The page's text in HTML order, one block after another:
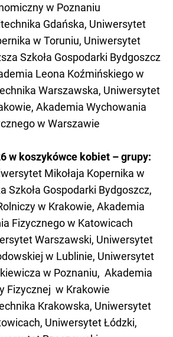
w Poznaniu
Gdańska, Uniwersytet
w Toruniu, Uniwersytet
Szkoła Gospodarki Bydgoszcz
Leona Koźmińskiego w
Warszawska, Uniwersytet
Akademia Wychowania
w Warszawie
w koszykówce kobiet – grupy:
Mikołaja Kopernika w
Szkoła Gospodarki Bydgoszcz,
w Krakowie, Akademia
Fizycznego w Katowicach
Warszawski, Uniwersytet
w Lublinie, Uniwersytet
w Poznaniu, Akademia
Fizycznej w Krakowie
Krakowska, Uniwersytet
Uniwersytet Łódzki,